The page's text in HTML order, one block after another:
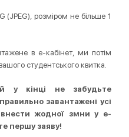
розміром не більше 1
в е-кабінет, ми потім
студентського квитка.
у кінці не забудьте
завантажені усі
жодної змни у е-
першу заяву!